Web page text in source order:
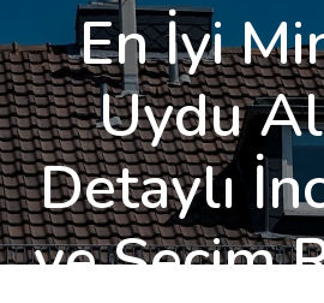
En İyi
Uydu
Detaylı
ve Seçim